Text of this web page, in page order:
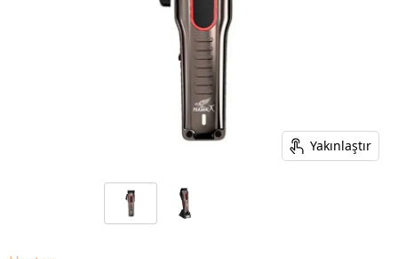
Yakınlaştır